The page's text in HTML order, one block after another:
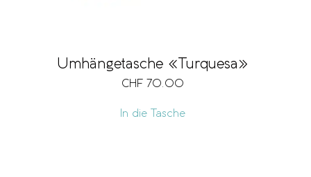
Umhängetasche «Turquesa»
CHF 70.00
In die Tasche